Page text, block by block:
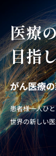
医療
目指
がん医療
患者様一人ひ
世界の新しい